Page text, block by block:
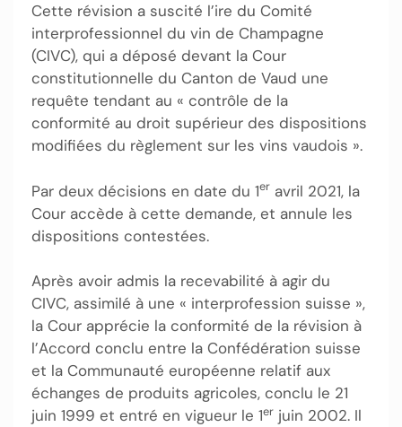
Cette révision a suscité l’ire du Comité
interprofessionnel du vin de Champagne
(CIVC), qui a déposé devant la Cour
constitutionnelle du Canton de Vaud une
requête tendant au « contrôle de la
conformité au droit supérieur des dispositions
modifiées du règlement sur les vins vaudois ».
Par deux décisions en date du 1er avril 2021, la
Cour accède à cette demande, et annule les
dispositions contestées.
Après avoir admis la recevabilité à agir du
CIVC, assimilé à une « interprofession suisse »,
la Cour apprécie la conformité de la révision à
l’Accord conclu entre la Confédération suisse
et la Communauté européenne relatif aux
échanges de produits agricoles, conclu le 21
juin 1999 et entré en vigueur le 1er juin 2002. Il